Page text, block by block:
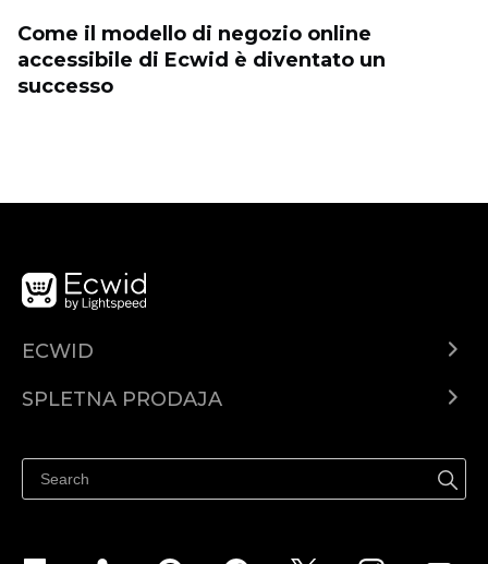
Come il modello di negozio online
accessibile di Ecwid è diventato un
successo
ECWID
SPLETNA PRODAJA
Prodaja na Instagramu